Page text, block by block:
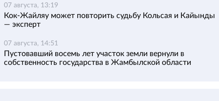
07 августа, 13:19
Кок-Жайляу может повторить судьбу Кольсая и Кайынды
— эксперт
07 августа, 14:51
Пустовавший восемь лет участок земли вернули в
собственность государства в Жамбылской области